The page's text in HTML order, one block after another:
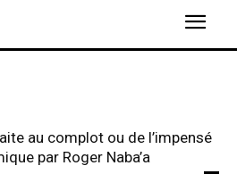
au complot ou de l’impensé
par Roger Naba’a